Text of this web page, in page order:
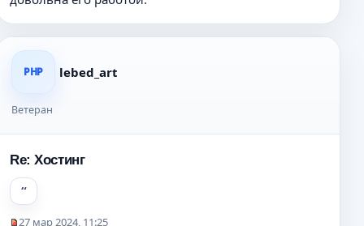
н
о
щ
н
и
PHP lebed_art
Ветеран
Re: Хостинг
27 мар 2024, 11:25